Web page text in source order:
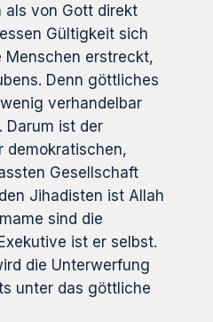
als von Gott direkt
Gültigkeit sich
Menschen erstreckt,
Denn göttliches
verhandelbar
Darum ist der
demokratischen,
Gesellschaft
Jihadisten ist Allah
sind die
ist er selbst.
die Unterwerfung
unter das göttliche